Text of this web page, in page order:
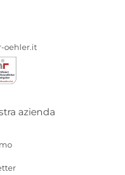
oehler.it
azienda